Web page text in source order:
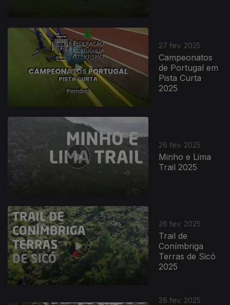
27 fev. 2025
Campeonatos
de Portugal em
Pista Curta
2025
26 fev. 2025
Minho e Lima
Trail 2025
26 fev. 2025
Trail de
Conímbriga
Terras de Sicó
2025
26 fev. 2025
832698